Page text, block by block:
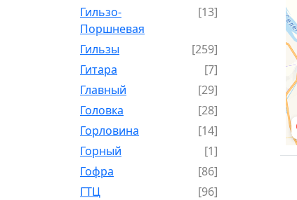
Гильзо-
Поршневая
[13]
Гильзы
[259]
Гитара
[7]
Главный
[29]
Головка
[28]
Горловина
[14]
Горный
[1]
Гофра
[86]
ГТЦ
[96]